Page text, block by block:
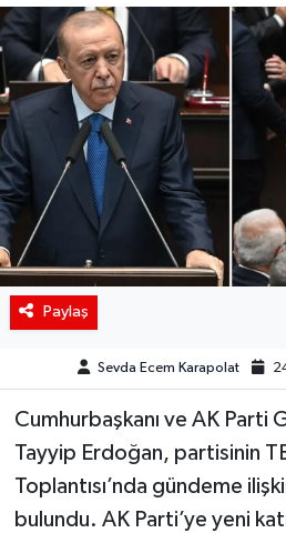
Paylaş
Sevda Ecem Karapolat
Cumhurbaşkanı ve AK Parti
Tayyip Erdoğan, partisinin
Toplantısı’nda gündeme
bulundu. AK Parti’ye yeni
Spor
Teknoloji
Yaşam